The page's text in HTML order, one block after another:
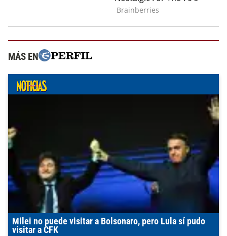
MÁS EN
Milei no puede visitar a Bolsonaro, pero Lula sí pudo
visitar a CFK